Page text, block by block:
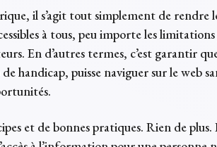
il s’agit tout simplement de rendre
à tous, peu importe les limitations
En d’autres termes, c’est garantir
handicap, puisse naviguer sur le web
et de bonnes pratiques. Rien de plus.